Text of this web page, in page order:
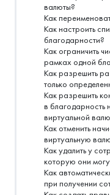
валюты?
Как
Как настроить
благодарности?
Как ограничить
рамках одной
Как разрешить
только
Как разрешить
в благодарность
виртуальной
Как отменить
виртуальную
Как удалить у
которую они
Как
при получении